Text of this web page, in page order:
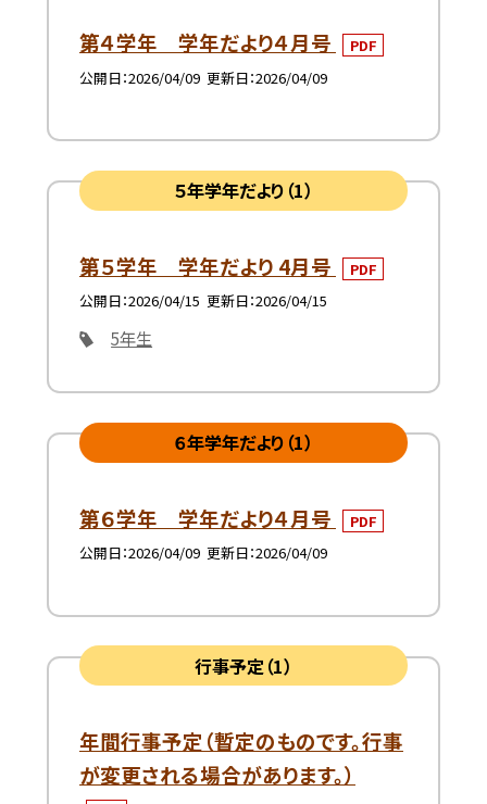
第４学年 学年だより４月号
PDF
公開日 2026/04/09 更新日 2026/04/09
５年学年だより（1）
第５学年 学年だより 4月号
PDF
公開日 2026/04/15 更新日 2026/04/15
5年生
６年学年だより（1）
第６学年 学年だより４月号
PDF
公開日 2026/04/09 更新日 2026/04/09
行事予定（1）
年間行事予定（暫定のものです。行事
が変更される場合があります。）